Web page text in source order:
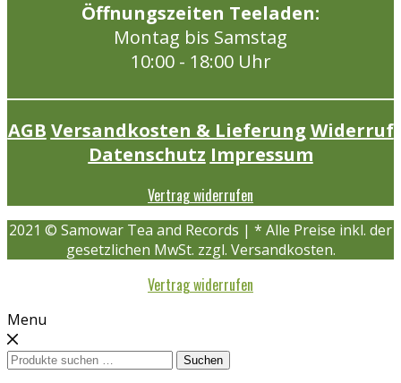
Öffnungszeiten Teeladen:
Montag bis Samstag
10:00 - 18:00 Uhr
AGB Versandkosten & Lieferung Widerruf
Datenschutz Impressum
Vertrag widerrufen
2021 © Samowar Tea and Records | * Alle Preise inkl. der
gesetzlichen MwSt. zzgl. Versandkosten.
Vertrag widerrufen
Menu
Suchen
Suchen